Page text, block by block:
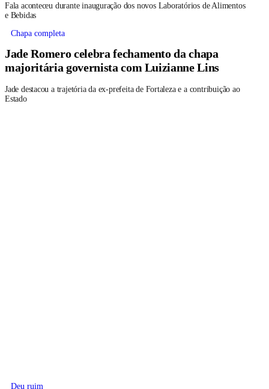
Fala aconteceu durante inauguração dos novos Laboratórios de Alimentos
e Bebidas
Chapa completa
Jade Romero celebra fechamento da chapa
majoritária governista com Luizianne Lins
Jade destacou a trajetória da ex-prefeita de Fortaleza e a contribuição ao
Estado
Deu ruim